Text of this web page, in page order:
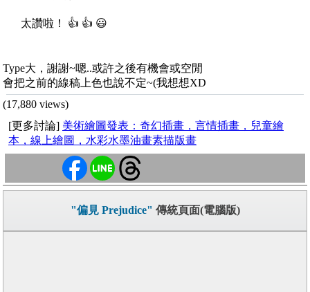
太讚啦！ 👍 👍 😃
Type大，謝謝~嗯..或許之後有機會或空閒
會把之前的線稿上色也說不定~(我想想XD
(17,880 views)
[更多討論] 美術繪圖發表：奇幻插畫，言情插畫，兒童繪
本，線上繪圖，水彩水墨油畫素描版畫
"偏見 Prejudice" 傳統頁面(電腦版)